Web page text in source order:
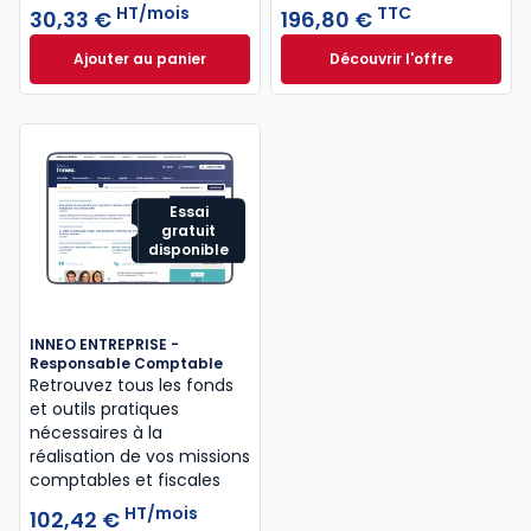
30,33 € HT/mois
Ajouter au panierMémentis Professions libérales à 30,33 €
196,80 € TTC
Découvrir l'offreL'appel expert à
Dès
Essai
gratuit
disponible
INNEO ENTREPRISE -
Responsable Comptable
Retrouvez tous les fonds
et outils pratiques
nécessaires à la
réalisation de vos missions
comptables et fiscales
102,42 € HT/mois